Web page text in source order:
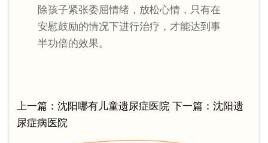
除孩子紧张委屈情绪，放松心情，只有在
安慰鼓励的情况下进行治疗，才能达到事
半功倍的效果。
上一篇： 沈阳哪有儿童遗尿症医院 下一篇： 沈阳遗
尿症病医院